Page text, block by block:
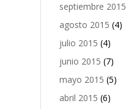
septiembre 2015
agosto 2015 (4)
julio 2015 (4)
junio 2015 (7)
mayo 2015 (5)
abril 2015 (6)